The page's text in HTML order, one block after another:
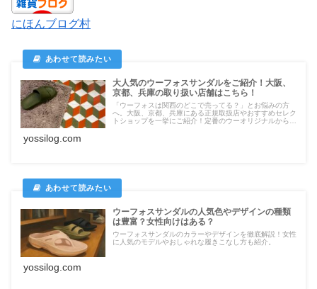
にほんブログ村
大人気のウーフォスサンダルをご紹介！大阪、
京都、兵庫の取り扱い店舗はこちら！
「ウーフォスは関西のどこで売ってる？」とお悩みの方
へ。大阪、京都、兵庫にある正規取扱店やおすすめセレク
トショップを一挙にご紹介！定番のウーオリジナルから厚
yossilog.com
ウーフォスサンダルの人気色やデザインの種類
は豊富？女性向けはある？
ウーフォスサンダルのカラーやデザインを徹底解説！女性
に人気のモデルやおしゃれな履きこなし方も紹介。
yossilog.com